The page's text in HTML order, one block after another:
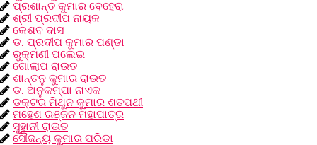
ପ୍ରଶାନ୍ତ କୁମାର ବେହେରା
ଶ୍ରୀ ପ୍ରଦୀପ ନାୟକ
କେଶବ ଦାସ
ଡ. ପ୍ରଦୀପ କୁମାର ପଣ୍ଡା
ରୁକ୍ମଣୀ ପଲେଇ
ଗୋଲାପ ରାଉତ
ଶାନ୍ତନୁ କୁମାର ରାଉତ
ଡ. ଅନୁକମ୍ପା ନାଏକ
ଡକ୍ଟର ମିଥୁନ କୁମାର ଶତପଥୀ
ମହେଶ ରଞ୍ଜନ ମହାପାତ୍ର
ସୁହାନୀ ରାଉତ
ସୌଜନ୍ୟ କୁମାର ପରିଡା